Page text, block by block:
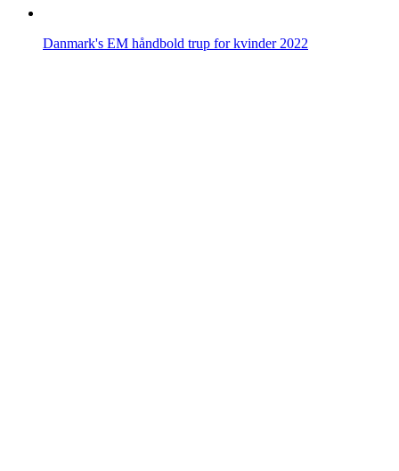
Danmark's EM håndbold trup for kvinder 2022